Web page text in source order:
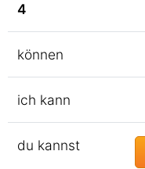
4
können
ich kann
du kannst